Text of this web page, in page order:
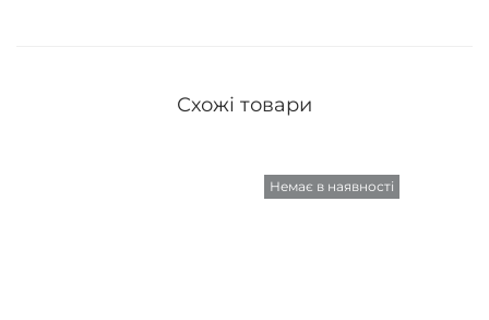
Схожі товари
Немає в наявності